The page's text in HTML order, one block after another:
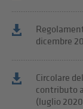
dicembre
Circolare
contributo
(luglio